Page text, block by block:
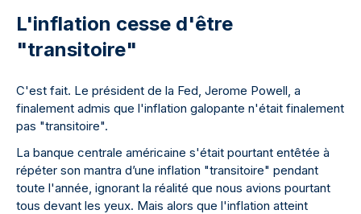
L'inflation cesse d'être
"transitoire"
C'est fait. Le président de la Fed, Jerome Powell, a
finalement admis que l'inflation galopante n'était finalement
pas "transitoire".
La banque centrale américaine s'était pourtant entêtée à
répéter son mantra d’une inflation "transitoire" pendant
toute l'année, ignorant la réalité que nous avions pourtant
tous devant les yeux. Mais alors que l'inflation atteint